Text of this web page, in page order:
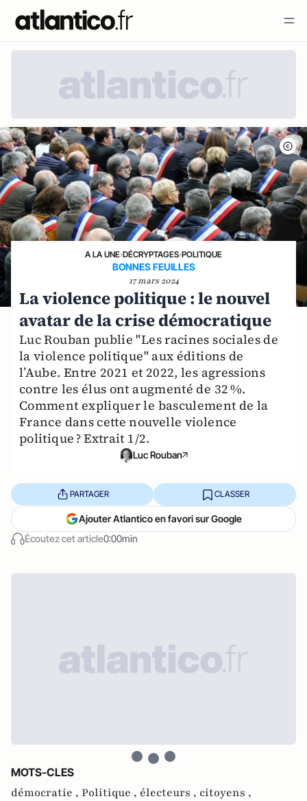
A LA UNE›DÉCRYPTAGES›POLITIQUE
BONNES FEUILLES
17 mars 2024
La violence politique : le nouvel
avatar de la crise démocratique
Luc Rouban publie "Les racines sociales de
la violence politique" aux éditions de
l’Aube. Entre 2021 et 2022, les agressions
contre les élus ont augmenté de 32 %.
Comment expliquer le basculement de la
France dans cette nouvelle violence
politique ? Extrait 1/2.
Luc Rouban
Écoutez cet article0:00min
PARTAGER CLASSER
Ajouter Atlantico en favori sur Google
MOTS-CLES
démocratie , Politique , électeurs , citoyens ,